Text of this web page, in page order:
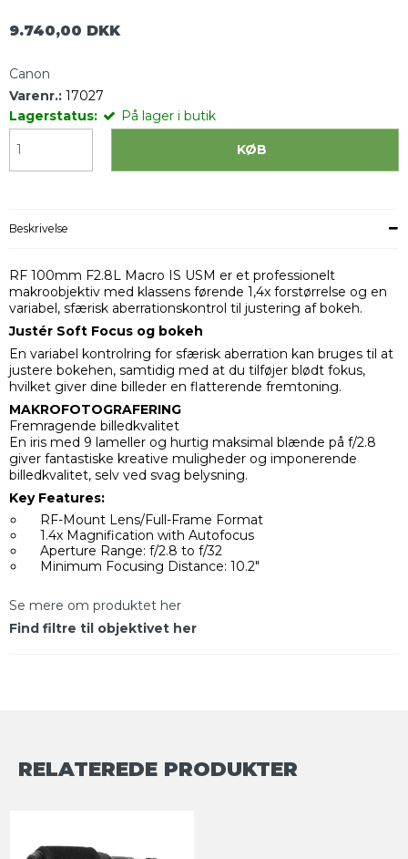
9.740,00 DKK
Canon
Varenr.: 17027
Lagerstatus:
På lager i butik
KØB
Beskrivelse
RF 100mm F2.8L Macro IS USM er et professionelt
makroobjektiv med klassens førende 1,4x forstørrelse og en
variabel, sfærisk aberrationskontrol til justering af bokeh.
Justér Soft Focus og bokeh
En variabel kontrolring for sfærisk aberration kan bruges til at
justere bokehen, samtidig med at du tilføjer blødt fokus,
hvilket giver dine billeder en flatterende fremtoning.
MAKROFOTOGRAFERING
Fremragende billedkvalitet
En iris med 9 lameller og hurtig maksimal blænde på f/2.8
giver fantastiske kreative muligheder og imponerende
billedkvalitet, selv ved svag belysning.
Key Features:
RF-Mount Lens/Full-Frame Format
1.4x Magnification with Autofocus
Aperture Range: f/2.8 to f/32
Minimum Focusing Distance: 10.2"
Se mere om produktet her
Find filtre til objektivet her
RELATEREDE PRODUKTER